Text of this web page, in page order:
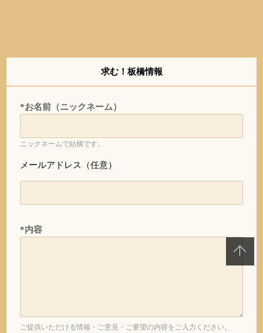
求む！板橋情報
*お名前（ニックネーム）
ニックネームで結構です。
メールアドレス（任意）
*内容
ご提供いただける情報・ご意見・ご要望の内容をご入力ください。